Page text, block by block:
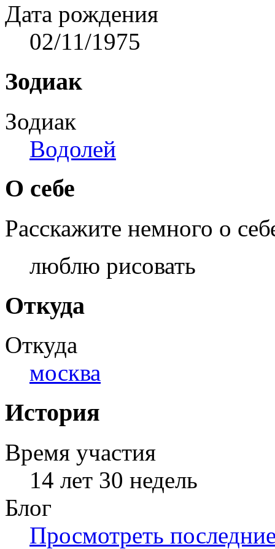
Дата рождения
02/11/1975
Зодиак
Зодиак
Водолей
О себе
Расскажите немного о
люблю рисовать
Откуда
Откуда
москва
История
Время участия
14 лет 30 недель
Блог
Просмотреть